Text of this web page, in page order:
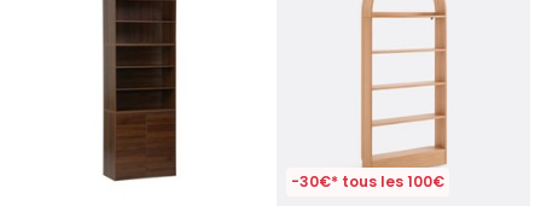
-30€* tous les 100€